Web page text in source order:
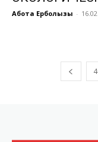
Ақбота Ерболқызы -